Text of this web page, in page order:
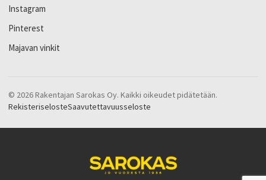
Instagram
Pinterest
Majavan vinkit
© 2026 Rakentajan Sarokas Oy. Kaikki oikeudet pidätetään.
RekisteriselosteSaavutettavuusseloste